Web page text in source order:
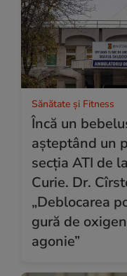
Sănătate și Fitness
Încă un
așteptând un
secția ATI de
Curie. Dr.
„Deblocarea
gură de
agonie”